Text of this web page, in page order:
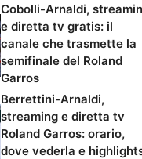
Cobolli-Arnaldi,
e diretta tv gratis: il
canale che trasmette la
semifinale del Roland
Garros
Berrettini-Arnaldi,
streaming e diretta tv
Roland Garros: orario,
dove vederla e